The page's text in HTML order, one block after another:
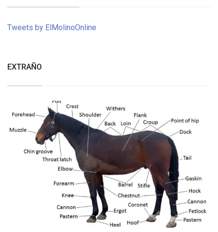
Tweets by ElMolinoOnline
EXTRAÑO